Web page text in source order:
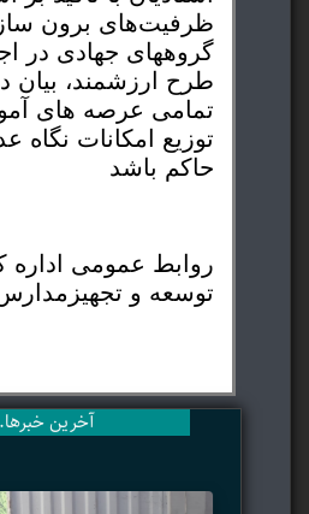
ظرفیت‌های برون
گروههای جهادی در
طرح ارزشمند، بیان
تمامی عرصه های
توزیع امکانات نگاه
حاکم باشد
روابط عمومی اداره
توسعه و
آخرین